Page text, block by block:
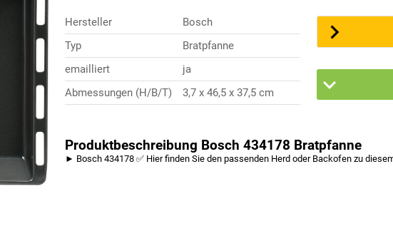
Hersteller
Bosch
Typ
Bratpfanne
emailliert
ja
Abmessungen (H/B/T)
3,7 x 46,5 x 37,5 cm
Produktbeschreibung Bosch 434178 Bratpfanne
► Bosch 434178 ✅ Hier finden Sie den passenden Herd oder Backofen zu